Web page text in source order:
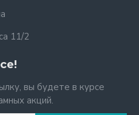
11/2
вы будете в курсе
акций.